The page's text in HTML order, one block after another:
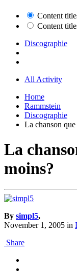
Content
Content
Discographie
All Activity
Home
Rammstein
Discographie
La chanson
La
moins?
By simpl5,
November 1, 2005 in
Share